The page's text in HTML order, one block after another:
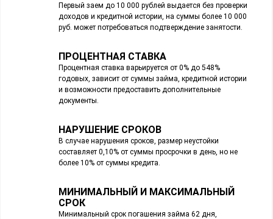
Первый заем до 10 000 рублей выдается без проверки
доходов и кредитной истории, на суммы более 10 000
руб. может потребоваться подтверждение занятости.
ПРОЦЕНТНАЯ СТАВКА
Процентная ставка варьируется от 0% до 548%
годовых, зависит от суммы займа, кредитной истории
и возможности предоставить дополнительные
документы.
НАРУШЕНИЕ СРОКОВ
В случае нарушения сроков, размер неустойки
составляет 0,10% от суммы просрочки в день, но не
более 10% от суммы кредита.
МИНИМАЛЬНЫЙ И МАКСИМАЛЬНЫЙ
СРОК
Минимальный срок погашения займа 62 дня,